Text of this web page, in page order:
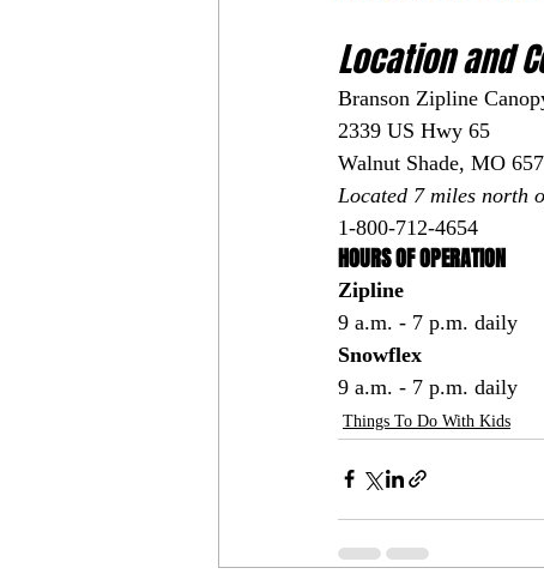
Location and
Branson Zipline
2339 US Hwy 65
Walnut Shade, MO
Located 7 miles north
1-800-712-4654
HOURS OF OPERATION
Zipline
9 a.m. - 7 p.m. daily
Snowflex
9 a.m. - 7 p.m. daily
Things To Do With Kids